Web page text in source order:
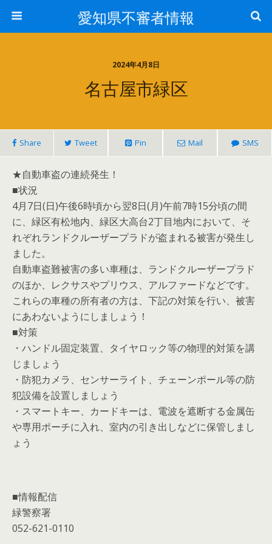
愛知県不審者情報
2024年4月8日
名古屋市緑区
Share Tweet Pin Mail SMS
★自動車盗の連続発生！
■状況
4月7日(日)午後6時頃から翌8日(月)午前7時15分頃の間
に、緑区有松地内、緑区大高台2丁目地内において、そ
れぞれランドクルーザープラドが盗まれる被害が発生し
ました。
自動車盗難被害の多い車種は、ランドクルーザープラド
のほか、レクサスやプリウス、アルファードなどです。
これらの車種の所有者の方は、下記の対策を行い、被害
にあわないようにしましょう！
■対策
・ハンドル固定装置、タイヤロック等の物理的対策を講
じましょう
・防犯カメラ、センサーライト、チェーンポール等の防
犯設備を設置しましょう
・スマートキー、カードキーは、電波を遮断する金属缶
や専用ポーチに入れ、室内の引き出しなどに保管しまし
ょう
■情報配信
緑警察署
052-621-0110